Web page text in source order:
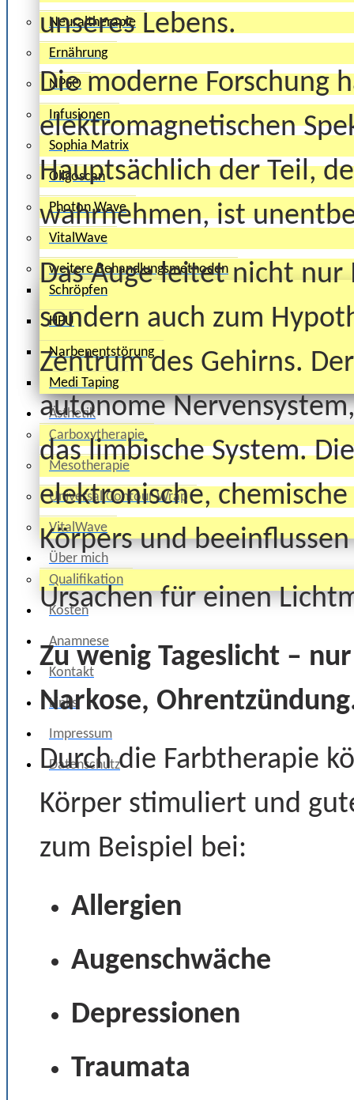
Neuraltherapie
Ernährung
NPSO
Infusionen
Sophia Matrix
Oligoscan
Photon Wave
VitalWave
weitere Behandlungsmethoden
Schröpfen
HPU
Narbenentstörung
Medi Taping
Ästhetik
Carboxytherapie
Mesotherapie
Universal Contour Wrap
VitalWave
Über mich
Qualifikation
Kosten
Anamnese
Kontakt
Links
Impressum
Datenschutz
unseres Lebens.
Die moderne Forschung
elektromagnetischen
Hauptsächlich der Teil,
wahrnehmen, ist
Das Auge leitet nicht
sondern auch zum
Zentrum des Gehirns.
autonome
das limbische System.
elektronische,
Körpers und
Ursachen für einen
Zu wenig Tageslicht –
Narkose,
Durch die Farbtherapie
Körper stimuliert und
zum Beispiel bei:
Allergien
Augenschwäche
Depressionen
Traumata